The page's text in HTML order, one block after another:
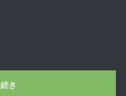
続き